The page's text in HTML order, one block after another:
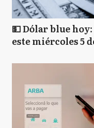
💵 Dólar blue
este miércoles 5